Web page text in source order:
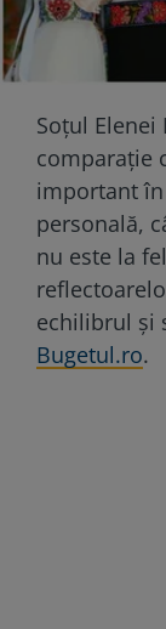
Soțul
comparație
important
personală,
nu este la
echilibrul și
Bugetul.ro.